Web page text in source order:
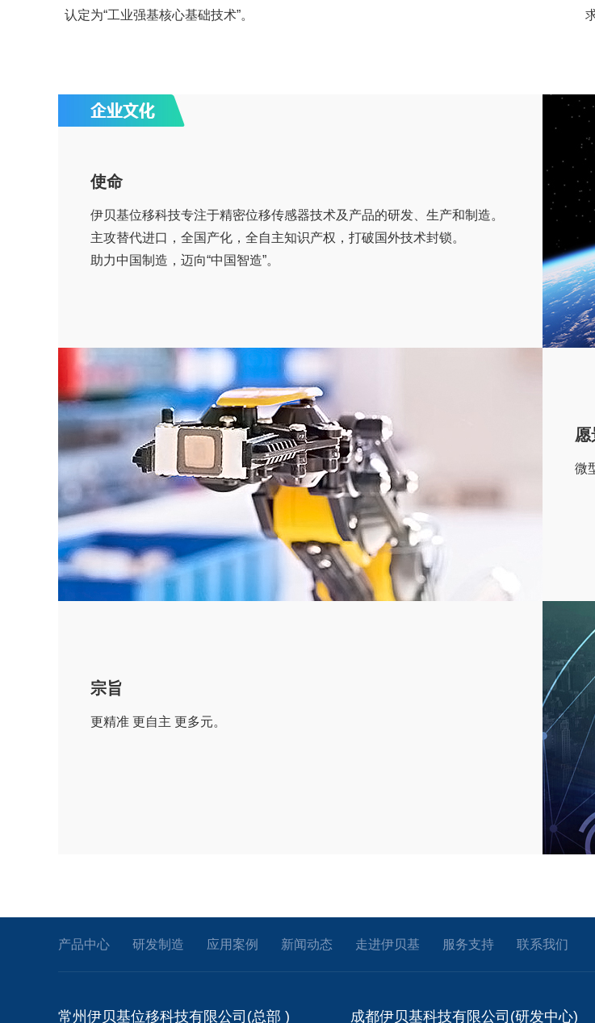
认定为“工业强基核心基础技术”。
使命
伊贝基位移科技专注于精密位移传感器技术及产品的研发、生产和制造。
主攻替代进口，全国产化，全自主知识产权，打破国外技术封锁。
助力中国制造，迈向“中国智造”。
愿
微
宗旨
更精准 更自主 更多元。
产品中心 研发制造 应用案例 新闻动态 走进伊贝基 服务支持 联系我们
常州伊贝基位移科技有限公司(总部 ) 成都伊贝基科技有限公司(研发中心)